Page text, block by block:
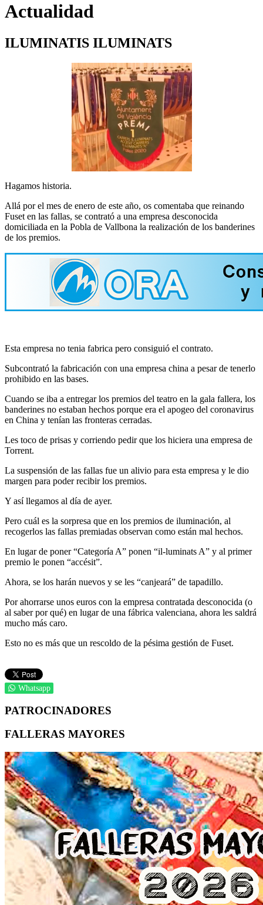
Actualidad
ILUMINATIS ILUMINATS
Hagamos historia.
Allá por el mes de enero de este año, os comentaba que reinando
Fuset en las fallas, se contrató a una empresa desconocida
domiciliada en la Pobla de Vallbona la realización de los banderines
de los premios.
Esta empresa no tenia fabrica pero consiguió el contrato.
Subcontrató la fabricación con una empresa china a pesar de tenerlo
prohibido en las bases.
Cuando se iba a entregar los premios del teatro en la gala fallera, los
banderines no estaban hechos porque era el apogeo del coronavirus
en China y tenían las fronteras cerradas.
Les toco de prisas y corriendo pedir que los hiciera una empresa de
Torrent.
La suspensión de las fallas fue un alivio para esta empresa y le dio
margen para poder recibir los premios.
Y así llegamos al día de ayer.
Pero cuál es la sorpresa que en los premios de iluminación, al
recogerlos las fallas premiadas observan como están mal hechos.
En lugar de poner “Categoría A” ponen “il-luminats A” y al primer
premio le ponen “accésit”.
Ahora, se los harán nuevos y se les “canjeará” de tapadillo.
Por ahorrarse unos euros con la empresa contratada desconocida (o
al saber por qué) en lugar de una fábrica valenciana, ahora les saldrá
mucho más caro.
Esto no es más que un rescoldo de la pésima gestión de Fuset.
Whatsapp
PATROCINADORES
FALLERAS MAYORES